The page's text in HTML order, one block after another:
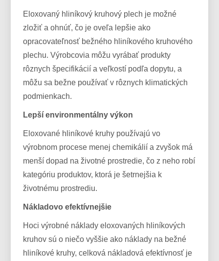
Eloxovaný hliníkový kruhový plech je možné
zložiť a ohnúť, čo je oveľa lepšie ako
opracovateľnosť bežného hliníkového kruhového
plechu. Výrobcovia môžu vyrábať produkty
rôznych špecifikácií a veľkostí podľa dopytu, a
môžu sa bežne používať v rôznych klimatických
podmienkach.
Lepší environmentálny výkon
Eloxované hliníkové kruhy používajú vo
výrobnom procese menej chemikálií a zvyšok má
menší dopad na životné prostredie, čo z neho robí
kategóriu produktov, ktorá je šetrnejšia k
životnému prostrediu.
Nákladovo efektívnejšie
Hoci výrobné náklady eloxovaných hliníkových
kruhov sú o niečo vyššie ako náklady na bežné
hliníkové kruhy, celková nákladová efektívnosť je